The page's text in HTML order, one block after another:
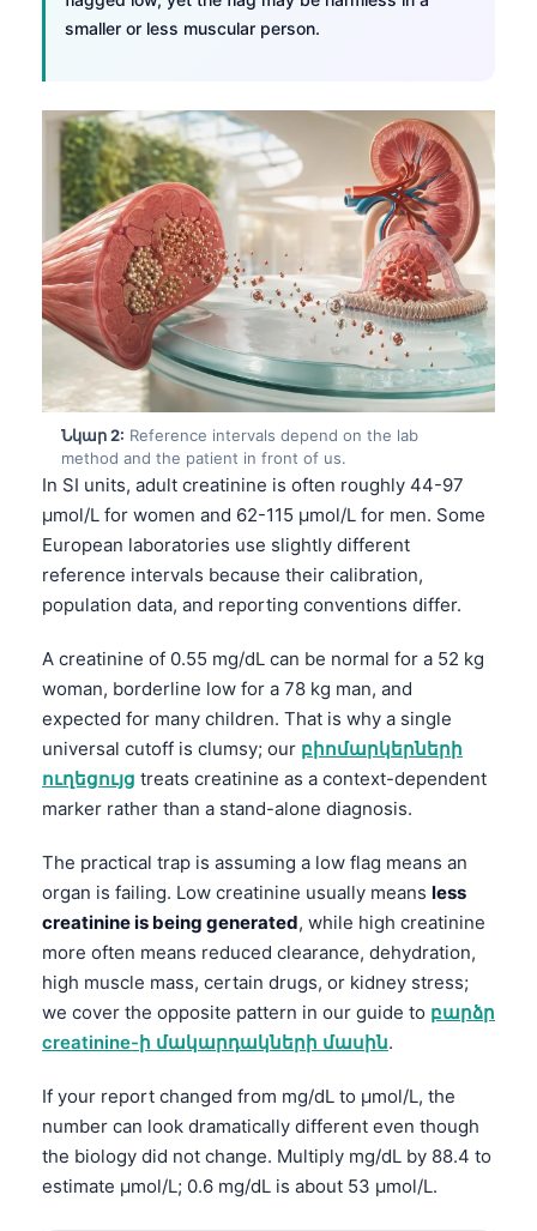
smaller or less muscular person.
Նկար 2: Reference intervals depend on the lab
method and the patient in front of us.
In SI units, adult creatinine is often roughly 44-97
µmol/L for women and 62-115 µmol/L for men. Some
European laboratories use slightly different
reference intervals because their calibration,
population data, and reporting conventions differ.
A creatinine of 0.55 mg/dL can be normal for a 52 kg
woman, borderline low for a 78 kg man, and
expected for many children. That is why a single
universal cutoff is clumsy; our բիոմարկերների
ուղեցույց treats creatinine as a context-dependent
marker rather than a stand-alone diagnosis.
The practical trap is assuming a low flag means an
organ is failing. Low creatinine usually means less
creatinine is being generated, while high creatinine
more often means reduced clearance, dehydration,
high muscle mass, certain drugs, or kidney stress;
we cover the opposite pattern in our guide to բարձր
creatinine-ի մակարդակների մասին.
If your report changed from mg/dL to µmol/L, the
number can look dramatically different even though
the biology did not change. Multiply mg/dL by 88.4 to
estimate µmol/L; 0.6 mg/dL is about 53 µmol/L.